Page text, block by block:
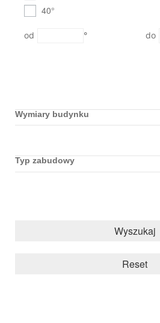
40°
°
Wymiary budynku
Typ zabudowy
Wyszukaj
Reset